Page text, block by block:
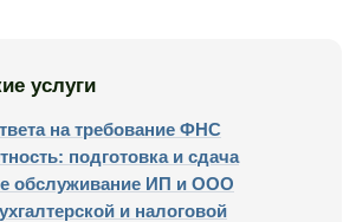
услуги
на требование ФНС
подготовка и сдача
обслуживание ИП и ООО
и налоговой